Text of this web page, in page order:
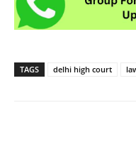
TAGS delhi high court